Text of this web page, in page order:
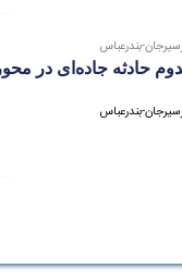
بندرعباس
حادثه جاده‌ای در
بندرعباس